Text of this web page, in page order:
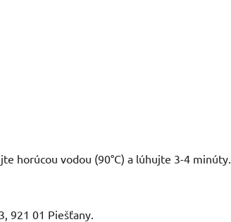
horúcou vodou (90°C) a lúhujte 3-4 minúty.
921 01 Piešťany.